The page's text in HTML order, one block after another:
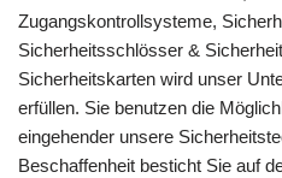
Zugangskontrollsysteme,
Sicherheitsschlösser &
Sicherheitskarten wird unser
erfüllen. Sie benutzen die
eingehender unsere
Beschaffenheit besticht Sie auf